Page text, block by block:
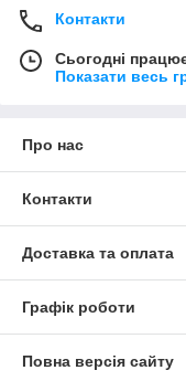
Контакти
Сьогодні
Показати весь
Про нас
Контакти
Доставка та оплата
Графік роботи
Повна версія сайту